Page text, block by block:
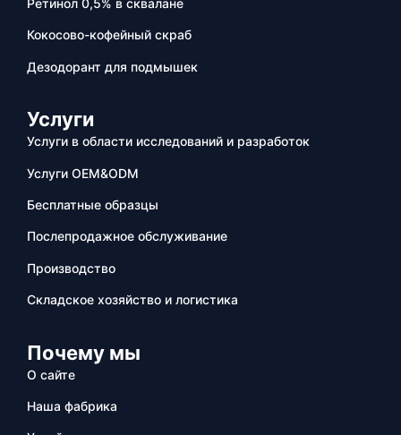
Ретинол 0,5% в сквалане
Кокосово-кофейный скраб
Дезодорант для подмышек
Услуги
Услуги в области исследований и разработок
Услуги OEM&ODM
Бесплатные образцы
Послепродажное обслуживание
Производство
Складское хозяйство и логистика
Почему мы
О сайте
Наша фабрика